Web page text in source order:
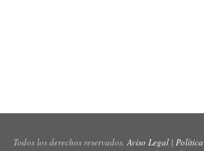
Todos los derechos reservados.Aviso Legal|